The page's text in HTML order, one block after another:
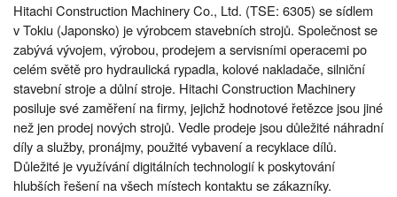
Hitachi Construction Machinery Co., Ltd. (TSE: 6305) se sídlem
v Tokiu (Japonsko) je výrobcem stavebních strojů. Společnost se
zabývá vývojem, výrobou, prodejem a servisními operacemi po
celém světě pro hydraulická rypadla, kolové nakladače, silniční
stavební stroje a důlní stroje. Hitachi Construction Machinery
posiluje své zaměření na firmy, jejichž hodnotové řetězce jsou jiné
než jen prodej nových strojů. Vedle prodeje jsou důležité náhradní
díly a služby, pronájmy, použité vybavení a recyklace dílů.
Důležité je využívání digitálních technologií k poskytování
hlubších řešení na všech místech kontaktu se zákazníky.